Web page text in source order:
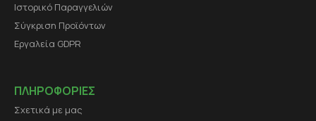
Ιστορικό Παραγγελιών
Σύγκριση Προϊόντων
Εργαλεία GDPR
ΠΛΗΡΟΦΟΡΙΕΣ
Σχετικά με μας